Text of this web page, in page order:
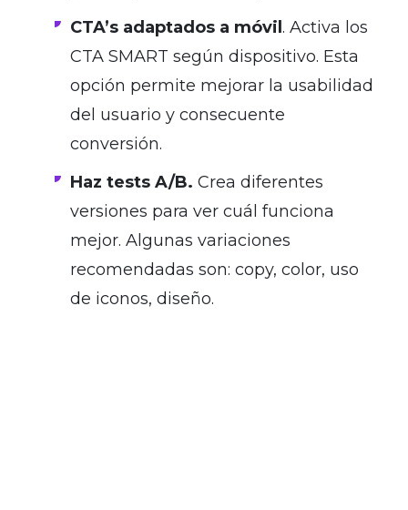
CTA’s adaptados a móvil . Activa los
CTA SMART según dispositivo. Esta
opción permite mejorar la usabilidad
del usuario y consecuente
conversión.
Haz tests A/B. Crea diferentes
versiones para ver cuál funciona
mejor. Algunas variaciones
recomendadas son: copy, color, uso
de iconos, diseño.